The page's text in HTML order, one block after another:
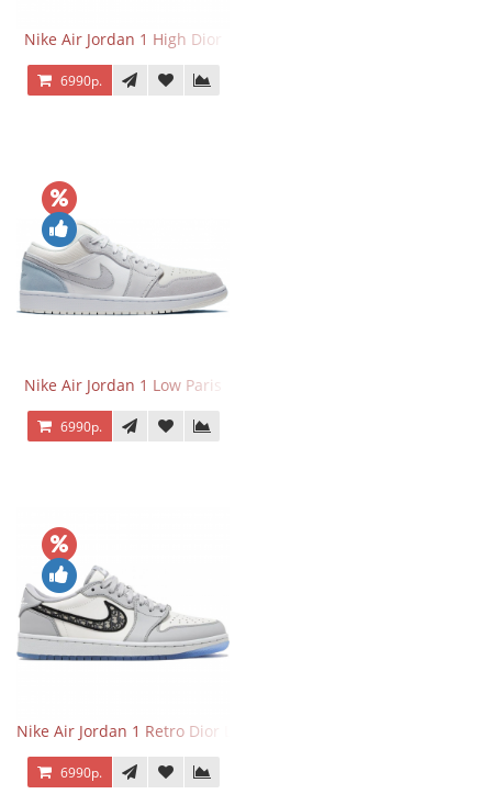
Nike Air Jordan 1 High Dior
6990р.
Nike Air Jordan 1 Low Paris
6990р.
Nike Air Jordan 1 Retro Dior Low
6990р.